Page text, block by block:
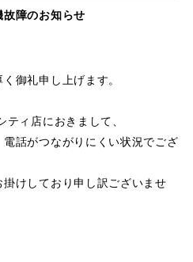
障のお知らせ
御礼申し上げます。
ィ店におきまして、
話がつながりにくい状況でござ
けしており申し訳ございませ